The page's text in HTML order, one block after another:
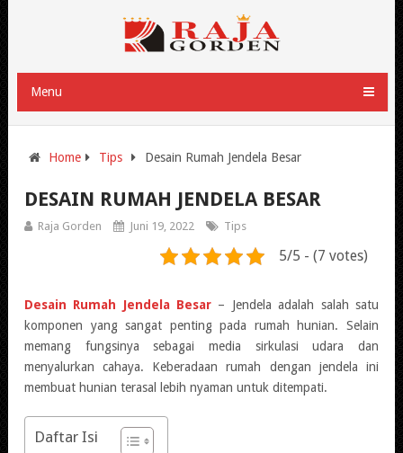
Menu
Home Tips Desain Rumah Jendela Besar
DESAIN RUMAH JENDELA BESAR
Raja Gorden Juni 19, 2022 Tips
5/5 - (7 votes)
Desain Rumah Jendela Besar – Jendela adalah salah satu
komponen yang sangat penting pada rumah hunian. Selain
memang fungsinya sebagai media sirkulasi udara dan
menyalurkan cahaya. Keberadaan rumah dengan jendela ini
membuat hunian terasal lebih nyaman untuk ditempati.
Daftar Isi